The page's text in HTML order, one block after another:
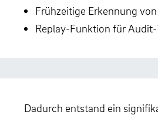
Frühzeitige Erkennung
Replay-Funktion für
Dadurch entstand ein